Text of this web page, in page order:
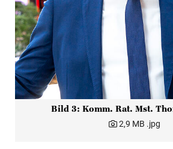
Bild 3: Komm. Rat. Mst.
2,9 MB .jpg